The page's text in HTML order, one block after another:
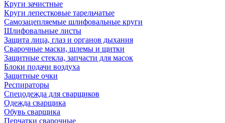
Круги зачистные
Круги лепестковые тарельчатые
Самозацепляемые шлифовальные круги
Шлифовальные листы
Защита лица, глаз и органов дыхания
Сварочные маски, шлемы и щитки
Защитные стекла, запчасти для масок
Блоки подачи воздуха
Защитные очки
Респираторы
Спецодежда для сварщиков
Одежда сварщика
Обувь сварщика
Перчатки сварочные